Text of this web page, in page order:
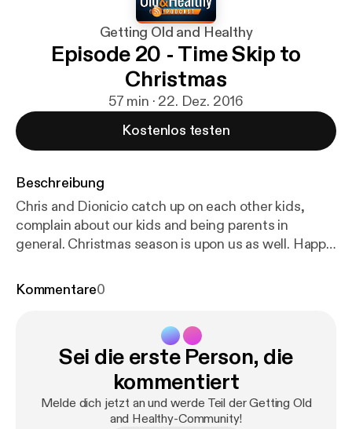
Getting Old and Healthy
Episode 20 - Time Skip to
Christmas
57 min · 22. Dez. 2016
Kostenlos testen
Beschreibung
Chris and Dionicio catch up on each other kids,
complain about our kids and being parents in
general. Christmas season is upon us as well. Happy
oldandhealthypodcast@gmail.com
https://facebook.com/gettingoldandhealthy
Music: College Rock (How To Hold The Guitar
Right) by Man Bites Doghttp://freemusicarchive.or
g/music/manbitesdog[http://freemusicarchive.org/
music/manbitesdog/]
Kommentare0
Sei die erste Person, die
kommentiert
Melde dich jetzt an und werde Teil der Getting Old
and Healthy-Community!